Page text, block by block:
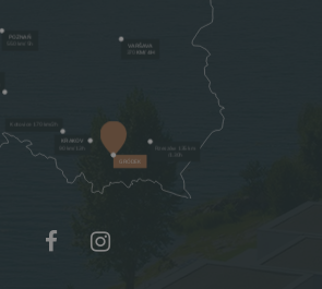
GRÓDEK
VARŠAVA
KM/ 4H
KRAKOV
90 km/1.3h
POZNAŇ
Rzeszów 135 km
/1.30h